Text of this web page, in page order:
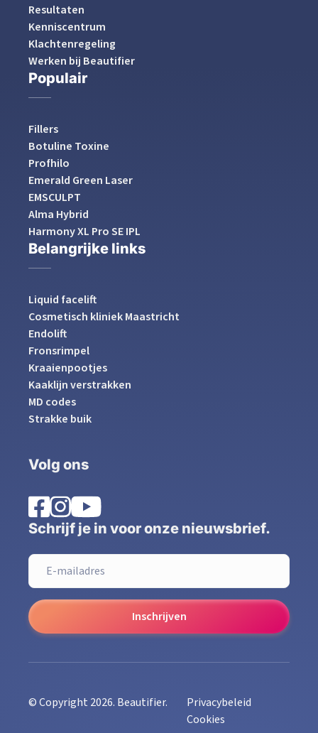
Resultaten
Kenniscentrum
Klachtenregeling
Werken bij Beautifier
Populair
Fillers
Botuline Toxine
Profhilo
Emerald Green Laser
EMSCULPT
Alma Hybrid
Harmony XL Pro SE IPL
Belangrijke links
Liquid facelift
Cosmetisch kliniek Maastricht
Endolift
Fronsrimpel
Kraaienpootjes
Kaaklijn verstrakken
MD codes
Strakke buik
Volg ons
Schrijf je in voor onze nieuwsbrief.
Inschrijven
© Copyright 2026. Beautifier.
Privacybeleid
Cookies